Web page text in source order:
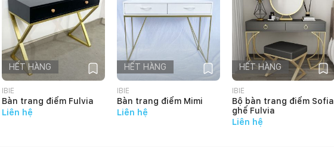
HẾT HÀNG
IBIE
Bàn trang điểm Fulvia
Liên hệ
HẾT HÀNG
IBIE
Bàn trang điểm Mimi
Liên hệ
HẾT HÀNG
IBIE
Bộ bàn trang điểm Sofia
ghế Fulvia
Liên hệ